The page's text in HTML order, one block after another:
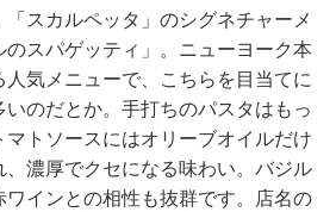
スカルペッタ」のシグネチャーメ
スパゲッティ」。ニューヨーク本
人気メニューで、こちらを目当てに
のだとか。手打ちのパスタはもっ
トソースにはオリーブオイルだけ
、濃厚でクセになる味わい。バジル
インとの相性も抜群です。店名の